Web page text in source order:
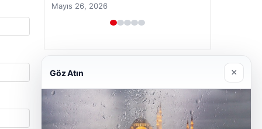
Nisan 29, 2026
Göz Atın ×